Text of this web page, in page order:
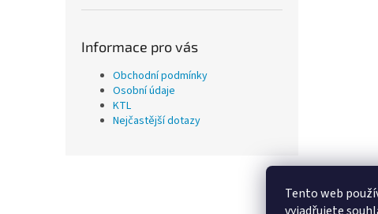
Tento web
Informace pro vás
Obchodní podmínky
Osobní údaje
KTL
Nejčastější dotazy